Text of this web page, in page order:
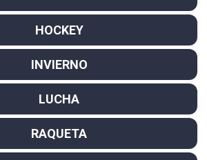
HOCKEY
INVIERNO
LUCHA
RAQUETA